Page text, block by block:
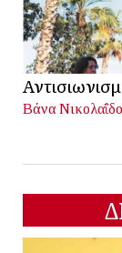
Βάνα